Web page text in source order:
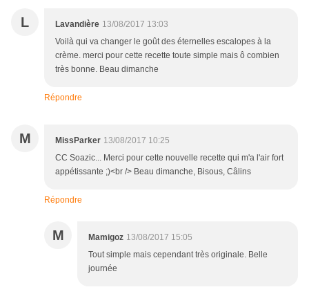
L Lavandière 13/08/2017 13:03
Voilà qui va changer le goût des éternelles escalopes à la
crème. merci pour cette recette toute simple mais ô combien
très bonne. Beau dimanche
Répondre
M MissParker 13/08/2017 10:25
CC Soazic... Merci pour cette nouvelle recette qui m'a l'air fort
appétissante ;)<br /> Beau dimanche, Bisous, Câlins
Répondre
M Mamigoz 13/08/2017 15:05
Tout simple mais cependant très originale. Belle
journée